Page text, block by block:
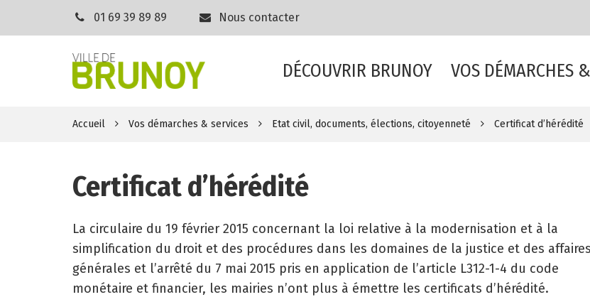
01 69 39 89 89 Nous contacter
DÉCOUVRIR BRUNOY VOS DÉMARCHES
Accueil Vos démarches & services Etat civil, documents, élections, citoyenneté Certificat d’hérédité
Certificat d’hérédité
La circulaire du 19 février 2015 concernant la loi relative à la modernisation et à la
simplification du droit et des procédures dans les domaines de la justice et des affaires
générales et l’arrêté du 7 mai 2015 pris en application de l’article L312-1-4 du code
monétaire et financier, les mairies n’ont plus à émettre les certificats d’hérédité.